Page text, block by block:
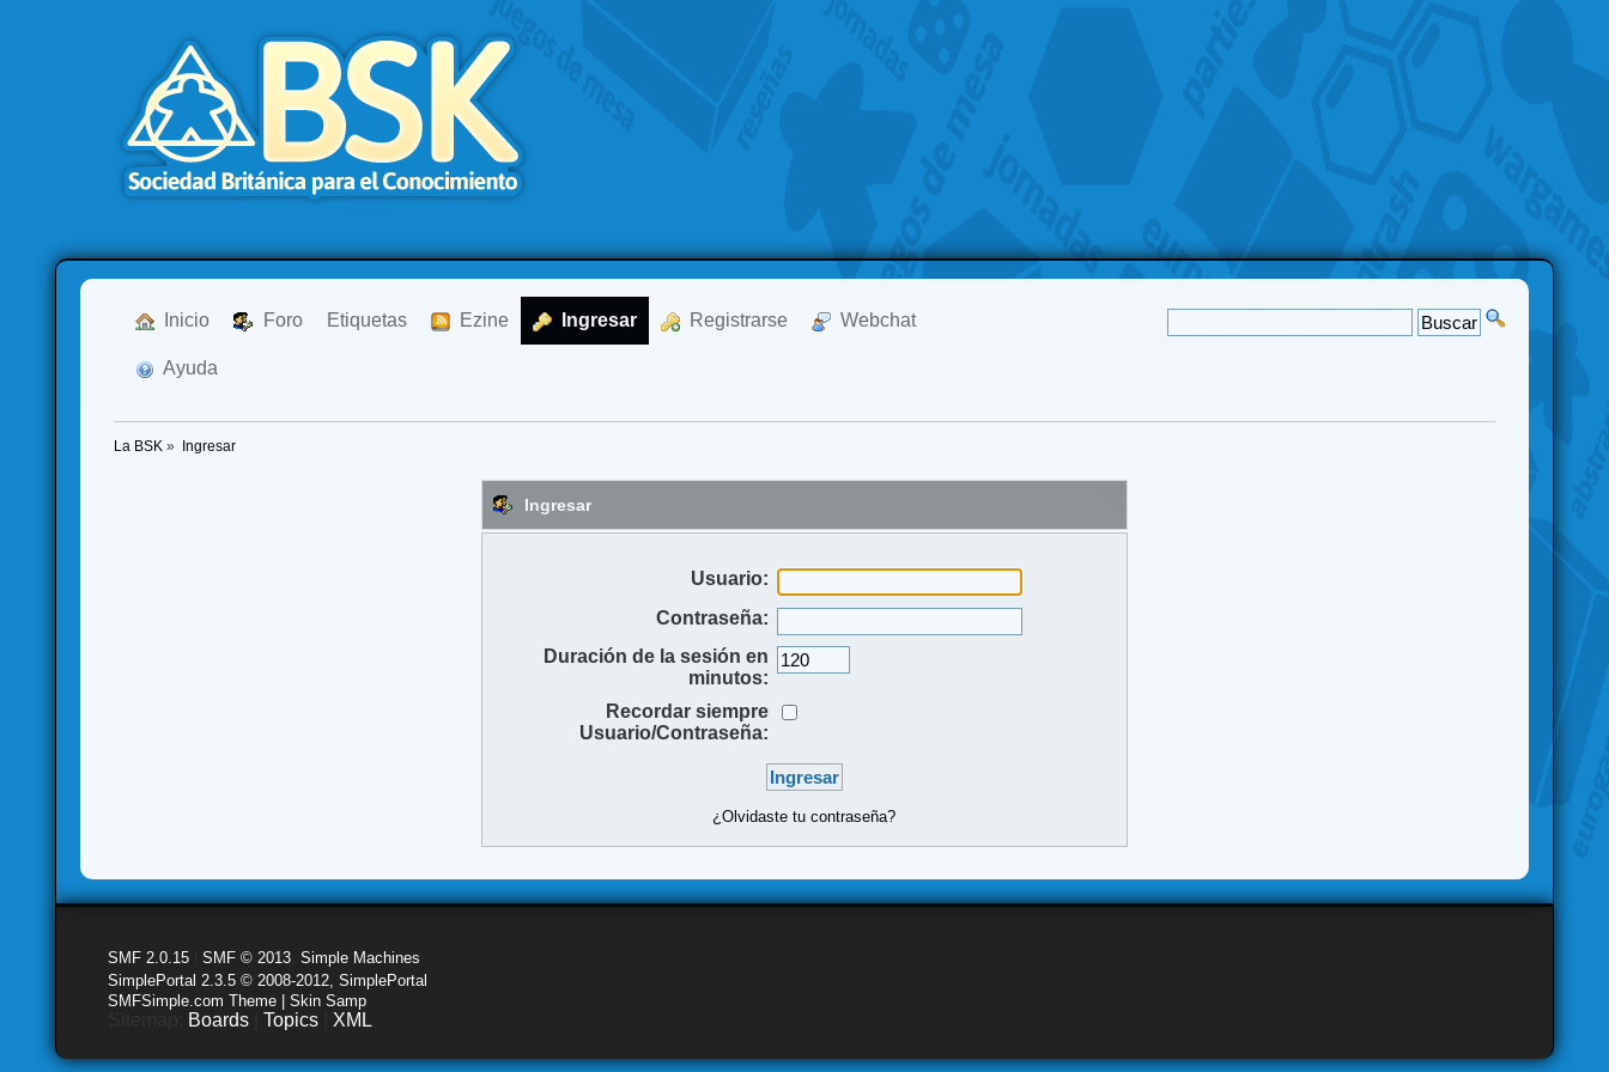
Inicio Foro Etiquetas Ezine Ingresar Registrarse Webchat
Ayuda
La BSK » Ingresar
Ingresar
Usuario:
Contraseña:
Duración de la sesión en
minutos:
Recordar siempre
Usuario/Contraseña:
¿Olvidaste tu contraseña?
SMF 2.0.15 |SMF © 2013 ,Simple Machines
SimplePortal 2.3.5 © 2008-2012, SimplePortal
SMFSimple.com Theme | Skin Samp
Boards |Topics XML